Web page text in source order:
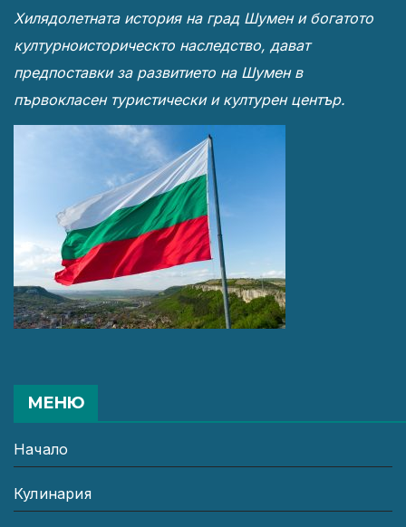
Хилядолетната история на град Шумен и богатото
културноисторическто наследство, дават
предпоставки за развитието на Шумен в
първокласен туристически и културен център.
МЕНЮ
Начало
Кулинария